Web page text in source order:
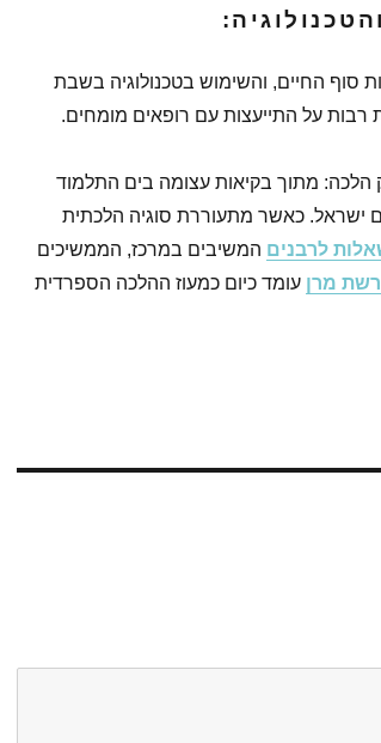
סוף החיים, והשימוש בטכנולוגיה בשבת
רבות על התייעצות עם רופאים מומחים.
הלכה: מתוך בקיאות עצומה בים התלמוד
ישראל. כאשר מתעוררת סוגיה הלכתית
לרבנים המשיבים במרכז, הממשיכים
מרן עומד כיום כמעוז ההלכה הספרדית